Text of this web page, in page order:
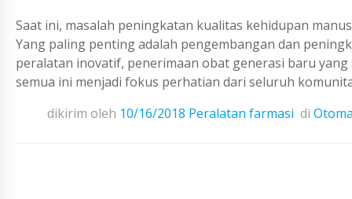
Saat ini, masalah peningkatan kualitas kehidupan
Yang paling penting adalah pengembangan dan
peralatan inovatif, penerimaan obat generasi baru
semua ini menjadi fokus perhatian dari seluruh
dikirim oleh 10/16/2018 Peralatan farmasi di